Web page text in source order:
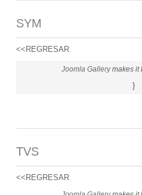
SYM
<<REGRESAR
Joomla Gallerymakes it
}
TVS
<<REGRESAR